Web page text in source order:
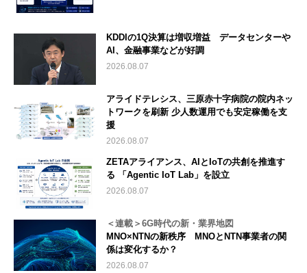
KDDIの1Q決算は増収増益 データセンターや
AI、金融事業などが好調
2026.08.07
アライドテレシス、三原赤十字病院の院内ネッ
トワークを刷新 少人数運用でも安定稼働を支
援
2026.08.07
ZETAアライアンス、AIとIoTの共創を推進す
る 「Agentic IoT Lab」を設立
2026.08.07
＜連載＞6G時代の新・業界地図
MNO×NTNの新秩序 MNOとNTN事業者の関
係は変化するか？
2026.08.07